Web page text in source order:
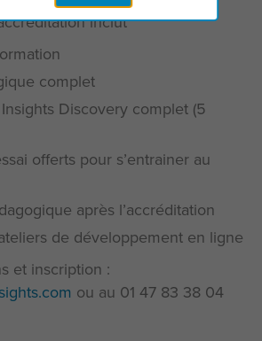
inclut
complet
Discovery complet (5
offerts pour s’entrainer au
après l’accréditation
de développement en ligne
et inscription :
ou au 01 47 83 38 04